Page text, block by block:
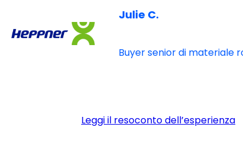
Julie C.
Buyer senior di materiale
Leggi il resoconto dell’esperienza